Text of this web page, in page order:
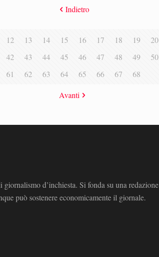
Indietro
12 13 14 15 16 17 18 19 20
42 43 44 45 46 47 48 49 50
61
62 63 64 65 66 67 68
Avanti
d’inchiesta. Si fonda su una redazione
può sostenere economicamente il giornale.